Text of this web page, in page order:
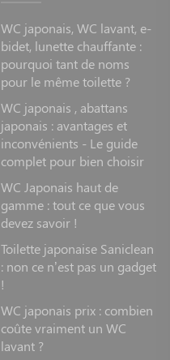
WC japonais, WC lavant, e-
bidet, lunette chauffante :
pourquoi tant de noms
pour le même toilette ?
WC japonais , abattans
japonais : avantages et
inconvénients - Le guide
complet pour bien choisir
WC Japonais haut de
gamme : tout ce que vous
devez savoir !
Toilette japonaise Saniclean
: non ce n’est pas un gadget
!
WC japonais prix : combien
coûte vraiment un WC
lavant ?